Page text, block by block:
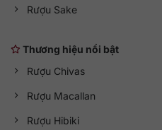
Rượu Sake
Thương hiệu nổi bật
Rượu Chivas
Rượu Macallan
Rượu Hibiki